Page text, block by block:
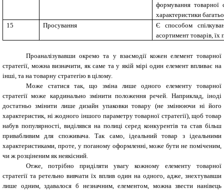
формування товарної
характеристики
15
Просування
Є способом
асортимент товарів, їх
Проаналізувавши окремо та у взаємодії кожен елемент товарної
стратегії, можна визначити, як саме та у якій мірі один елемент впливає на
інші, та на товарну стратегію в цілому.
Може статися так, що зміна лише одного елементу товарної
стратегії може кардинально змінити положення речей. Наприклад, іноді
достатньо змінити лише дизайн упаковки товару (не змінюючи ні його
характеристик, ні жодного іншого параметру товарної стратегії), щоб товар
набув популярності, виділявся на полиці серед конкурентів та став більш
привабливим для споживача. Так само, ідеальний товар з ідеальними
характеристиками, проте, у поганому оформленні, може бути не поміченим,
чи ж розціненим як неякісний.
Отже, потрібно приділяти увагу кожному елементу товарної
стратегії та ретельно вивчати їх вплив один на одного, адже, знехтувавши
лише одним, здавалося б незначним, елементом, можна звести нанівець